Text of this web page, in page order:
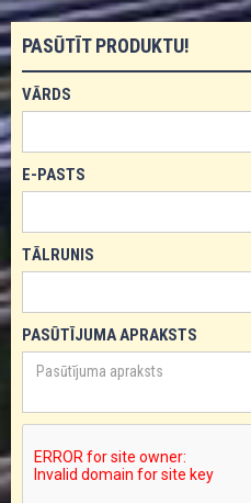
PASŪTĪT PRODUKTU!
VĀRDS
E-PASTS
TĀLRUNIS
PASŪTĪJUMA APRAKSTS